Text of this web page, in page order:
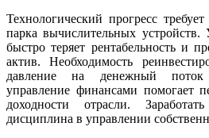
Технологический прогресс
парка вычислительных устройств.
быстро теряет рентабельность и
актив. Необходимость
давление на денежный поток
управление финансами помогает
доходности отрасли.
дисциплина в управлении